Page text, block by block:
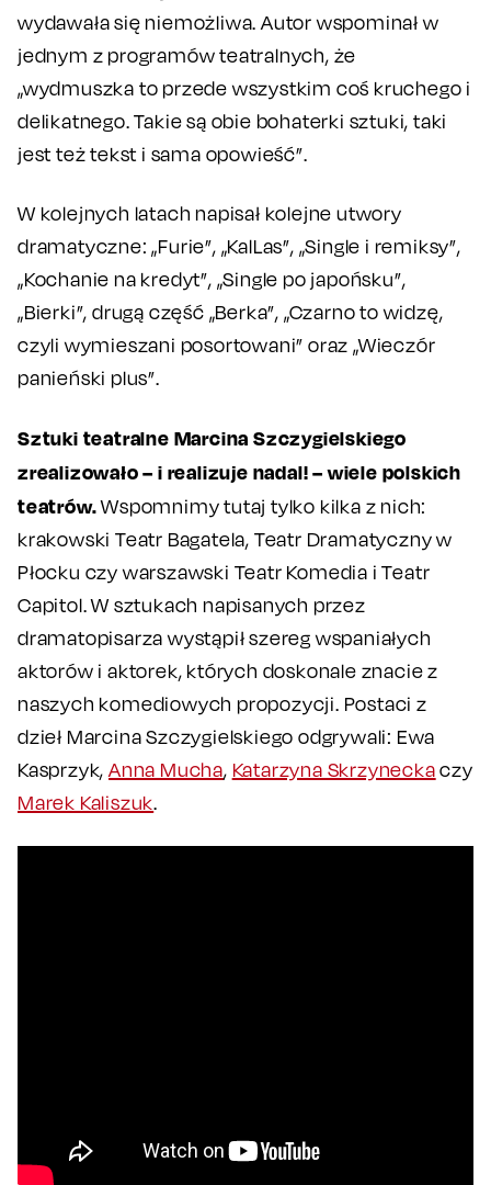
wydawała się niemożliwa. Autor wspominał w
jednym z programów teatralnych, że
„wydmuszka to przede wszystkim coś kruchego i
delikatnego. Takie są obie bohaterki sztuki, taki
jest też tekst i sama opowieść”.
W kolejnych latach napisał kolejne utwory
dramatyczne: „Furie”, „KalLas”, „Single i remiksy”,
„Kochanie na kredyt”, „Single po japońsku”,
„Bierki”, drugą część „Berka”, „Czarno to widzę,
czyli wymieszani posortowani” oraz „Wieczór
panieński plus”.
Sztuki teatralne Marcina Szczygielskiego
zrealizowało – i realizuje nadal! – wiele polskich
teatrów.Wspomnimy tutaj tylko kilka z nich:
krakowski Teatr Bagatela, Teatr Dramatyczny w
Płocku czy warszawski Teatr Komedia i Teatr
Capitol. W sztukach napisanych przez
dramatopisarza wystąpił szereg wspaniałych
aktorów i aktorek, których doskonale znacie z
naszych komediowych propozycji. Postaci z
dzieł Marcina Szczygielskiego odgrywali: Ewa
Kasprzyk,Anna Mucha, Katarzyna Skrzyneckaczy
Marek Kaliszuk.